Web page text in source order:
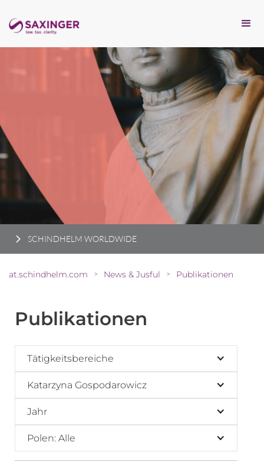
SCHINDHELM WORLDWIDE
at.schindhelm.com > News & Jusful > Publikationen
Publikationen
Tätigkeitsbereiche
Katarzyna Gospodarowicz
Jahr
Polen: Alle